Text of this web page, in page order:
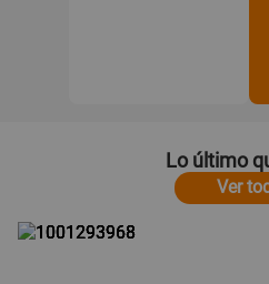
Lo último
Ver